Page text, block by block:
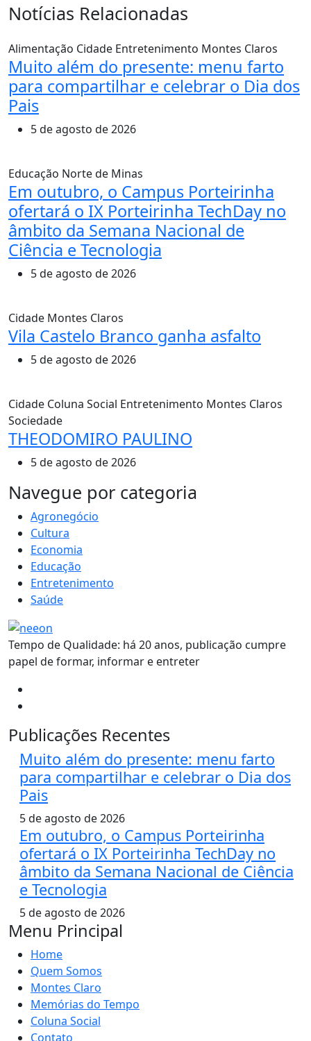
Notícias Relacionadas
Alimentação Cidade Entretenimento Montes Claros
Muito além do presente: menu farto
para compartilhar e celebrar o Dia dos
Pais
5 de agosto de 2026
Educação Norte de Minas
Em outubro, o Campus Porteirinha
ofertará o IX Porteirinha TechDay no
âmbito da Semana Nacional de
Ciência e Tecnologia
5 de agosto de 2026
Cidade Montes Claros
Vila Castelo Branco ganha asfalto
5 de agosto de 2026
Cidade Coluna Social Entretenimento Montes Claros
Sociedade
THEODOMIRO PAULINO
5 de agosto de 2026
MAIS VISTOS
Navegue por categoria
Agronegócio
Cultura
Economia
Educação
Entretenimento
Saúde
Tempo de Qualidade: há 20 anos, publicação cumpre
papel de formar, informar e entreter
Publicações Recentes
Muito além do presente: menu farto
para compartilhar e celebrar o Dia dos
Pais
5 de agosto de 2026
Em outubro, o Campus Porteirinha
ofertará o IX Porteirinha TechDay no
âmbito da Semana Nacional de Ciência
e Tecnologia
5 de agosto de 2026
Menu Principal
Home
Quem Somos
Montes Claro
Memórias do Tempo
Coluna Social
Contato